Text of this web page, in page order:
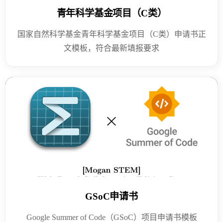
青年科学基金项目（C类）
国家自然科学基金青年科学基金项目（C类）申请书正
文模板，符合最新填报要求
GSoC申请书
Google Summer of Code（GSoC）项目申请书模板